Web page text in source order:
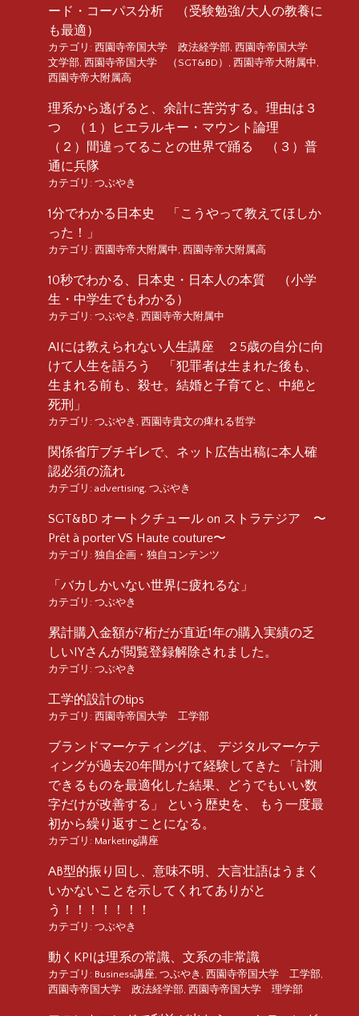
ード・コーパス分析 （受験勉強/大人の教養に
も最適）
カテゴリ: 西園寺帝国大学 政法経学部 西園寺帝国大学
文学部 西園寺帝国大学 （SGT&BD） 西園寺帝大附属中
西園寺帝大附属高
理系から逃げると、余計に苦労する。理由は３
つ （１）ヒエラルキー・マウント論理
（２）間違ってることの世界で踊る （３）普
通に兵隊
カテゴリ: つぶやき
1分でわかる日本史 「こうやって教えてほしか
った！」
カテゴリ: 西園寺帝大附属中 西園寺帝大附属高
10秒でわかる、日本史・日本人の本質 （小学
生・中学生でもわかる）
カテゴリ: つぶやき 西園寺帝大附属中
AIには教えられない人生講座 ２5歳の自分に向
けて人生を語ろう 「犯罪者は生まれた後も、
生まれる前も、殺せ。結婚と子育てと、中絶と
死刑」
カテゴリ: つぶやき 西園寺貴文の痺れる哲学
関係省庁ブチギレで、ネット広告出稿に本人確
認必須の流れ
カテゴリ: advertising つぶやき
SGT&BD オートクチュール on ストラテジア 〜
Prêt à porter VS Haute couture〜
カテゴリ: 独自企画・独自コンテンツ
「バカしかいない世界に疲れるな」
カテゴリ: つぶやき
累計購入金額が7桁だが直近1年の購入実績の乏
しいIYさんが閲覧登録解除されました。
カテゴリ: つぶやき
工学的設計のtips
カテゴリ: 西園寺帝国大学 工学部
ブランドマーケティングは、 デジタルマーケテ
ィングが過去20年間かけて経験してきた 「計測
できるものを最適化した結果、どうでもいい数
字だけが改善する」 という歴史を、 もう一度最
初から繰り返すことになる。
カテゴリ: Marketing講座
AB型的振り回し、意味不明、大言壮語はうまく
いかないことを示してくれてありがと
う！！！！！！！
カテゴリ: つぶやき
動くKPIは理系の常識、文系の非常識
カテゴリ: Business講座 つぶやき 西園寺帝国大学 工学部
西園寺帝国大学 政法経学部 西園寺帝国大学 理学部